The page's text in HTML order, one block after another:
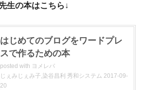
生の本はこちら↓
はじめてのブログをワードプレ
スで作るための本
posted with ヨメレバ
じぇみじぇみ子,染谷昌利 秀和システム 2017-09-
20